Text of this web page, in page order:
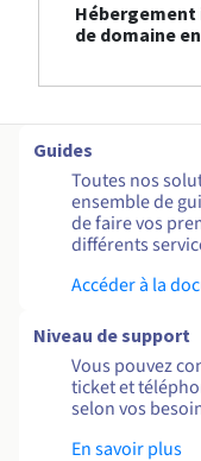
Hébergement
de domaine
Guides
Toutes nos
ensemble de
de faire vos
différents
Accéder à la
Niveau de support
Vous pouvez
ticket et
selon vos
En savoir plus